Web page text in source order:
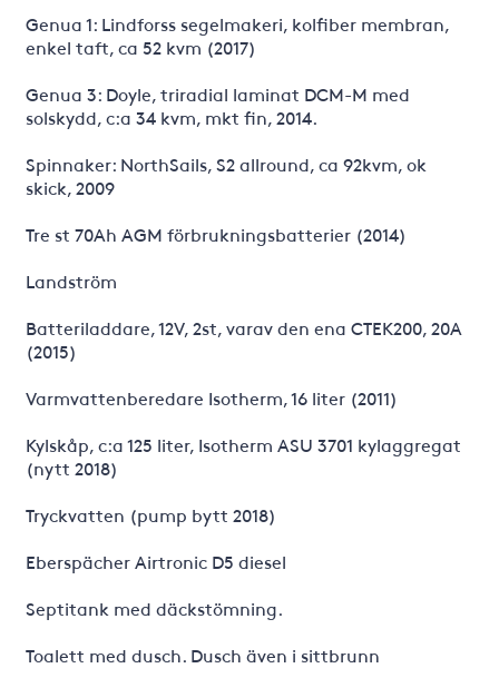
Genua 1: Lindforss segelmakeri, kolfiber membran,
enkel taft, ca 52 kvm (2017)
Genua 3: Doyle, triradial laminat DCM-M med
solskydd, c:a 34 kvm, mkt fin, 2014.
Spinnaker: NorthSails, S2 allround, ca 92kvm, ok
skick, 2009
Tre st 70Ah AGM förbrukningsbatterier (2014)
Landström
Batteriladdare, 12V, 2st, varav den ena CTEK200, 20A
(2015)
Varmvattenberedare Isotherm, 16 liter (2011)
Kylskåp, c:a 125 liter, Isotherm ASU 3701 kylaggregat
(nytt 2018)
Tryckvatten (pump bytt 2018)
Eberspächer Airtronic D5 diesel
Septitank med däckstömning.
Toalett med dusch. Dusch även i sittbrunn